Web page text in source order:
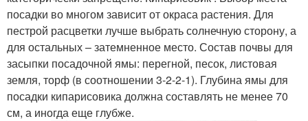
посадки во многом зависит от окраса растения. Для
пестрой расцветки лучше выбрать солнечную сторону, а
для остальных – затемненное место. Состав почвы для
засыпки посадочной ямы: перегной, песок, листовая
земля, торф (в соотношении 3-2-2-1). Глубина ямы для
посадки кипарисовика должна составлять не менее 70
см, а иногда еще глубже.